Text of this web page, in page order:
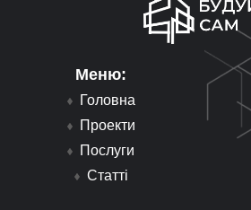
Меню:
Головна
Проекти
Послуги
Статті